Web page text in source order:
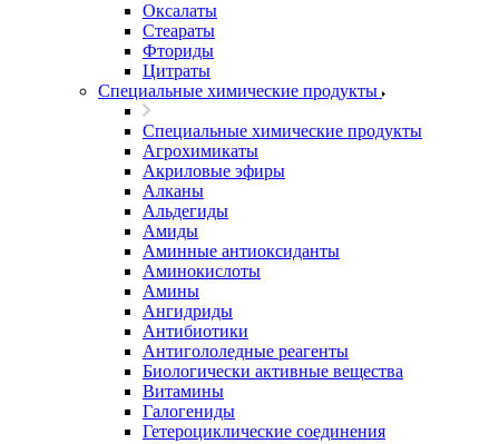
Оксалаты
Стеараты
Фториды
Цитраты
Специальные химические продукты
Специальные химические продукты
Агрохимикаты
Акриловые эфиры
Алканы
Альдегиды
Амиды
Аминные антиоксиданты
Аминокислоты
Амины
Ангидриды
Антибиотики
Антигололедные реагенты
Биологически активные вещества
Витамины
Галогениды
Гетероциклические соединения